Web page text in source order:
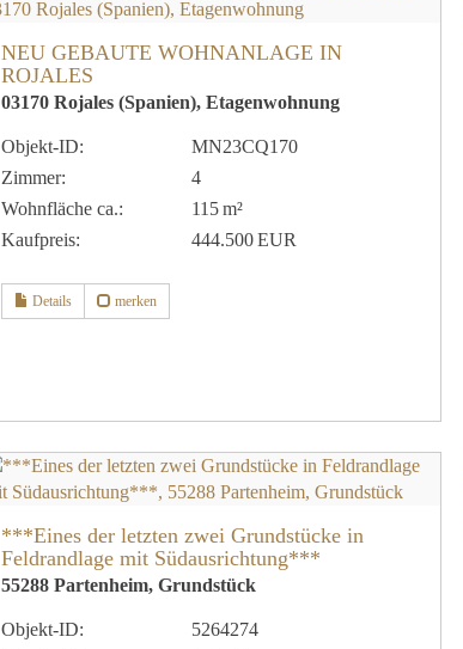
NEU GEBAUTE WOHNANLAGE IN
ROJALES
03170 Rojales (Spanien), Etagenwohnung
Objekt-ID:
MN23CQ170
Zimmer:
4
Wohnfläche ca.:
115 m²
Kaufpreis:
444.500 EUR
Details merken
***Eines der letzten zwei Grundstücke in
Feldrandlage mit Südausrichtung***
55288 Partenheim, Grundstück
Objekt-ID:
5264274